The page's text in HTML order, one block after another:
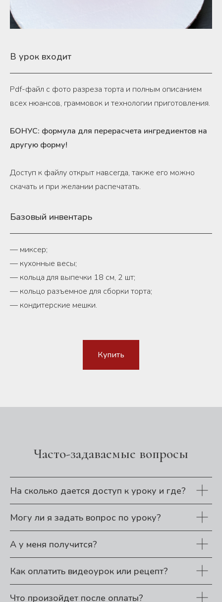
В урок входит
Pdf-файл с фото разреза торта и полным описанием
всех нюансов, граммовок и технологии приготовления.
БОНУС: формула для перерасчета ингредиентов на
другую форму!
Доступ к файлу открыт навсегда, также его можно
скачать и при желании распечатать.
Базовый инвентарь
— миксер;
— кухонные весы;
— кольца для выпечки 18 см, 2 шт;
— кольцо разъемное для сборки торта;
— кондитерские мешки.
Купить
Часто-задаваемые вопросы
На сколько дается доступ к уроку и где?
Могу ли я задать вопрос по уроку?
А у меня получится?
Как оплатить видеоурок или рецепт?
Что произойдет после оплаты?